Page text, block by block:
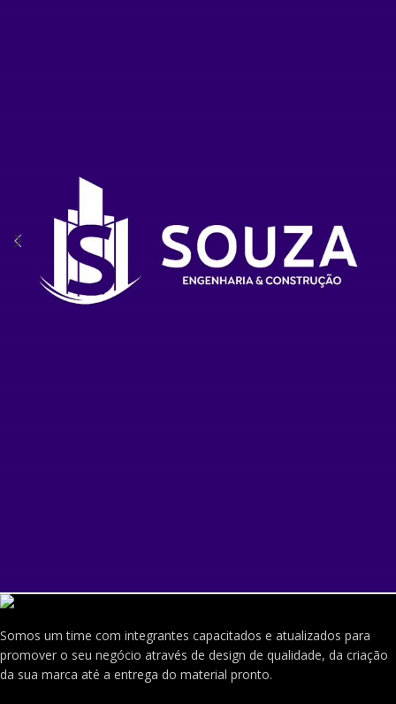
Somos um time com integrantes capacitados e atualizados para
promover o seu negócio através de design de qualidade, da criação
da sua marca até a entrega do material pronto.